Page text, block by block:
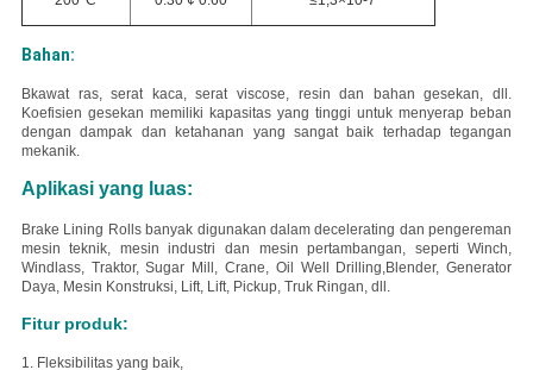
Bahan:
Bkawat ras, serat kaca, serat viscose, resin dan bahan gesekan, dll.
Koefisien gesekan memiliki kapasitas yang tinggi untuk menyerap beban
dengan dampak dan ketahanan yang sangat baik terhadap tegangan
mekanik.
Aplikasi yang luas:
Brake Lining Rolls banyak digunakan dalam decelerating dan pengereman
mesin teknik, mesin industri dan mesin pertambangan, seperti Winch,
Windlass, Traktor, Sugar Mill, Crane, Oil Well Drilling,Blender, Generator
Daya, Mesin Konstruksi, Lift, Lift, Pickup, Truk Ringan, dll.
Fitur produk:
1. Fleksibilitas yang baik,